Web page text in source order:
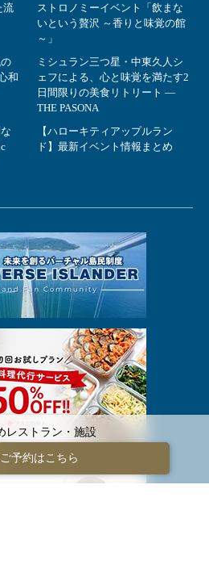
流
ストロノミーイベント「飲まな
いという贅沢 ～香りと味覚の館
～」
和
ミシュラン三つ星・中東久人シ
ェフによる、心と味覚を満たす2
日間限りの美食リトリート ―
THE PASONA
【ハローキティアップルラン
ド】最新イベント情報まとめ
レストラン・施設
ご予約はこちら